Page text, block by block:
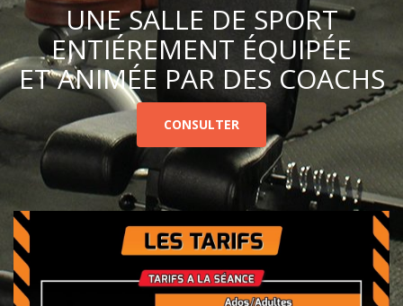
UNE SALLE DE SPORT
ENTIÉREMENT ÉQUIPÉE
ET ANIMÉE PAR DES COACHS
CONSULTER